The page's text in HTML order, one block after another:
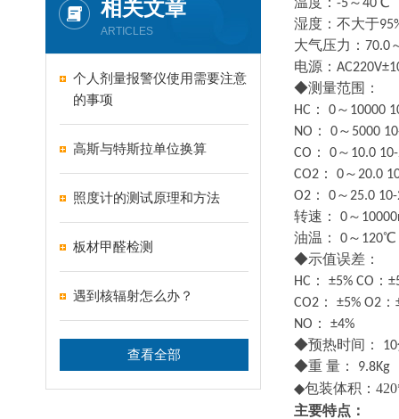
相关文章
ARTICLES
个人剂量报警仪使用需要注意
的事项
高斯与特斯拉单位换算
照度计的测试原理和方法
板材甲醛检测
遇到核辐射怎么办？
查看全部
温度：-5～40℃
湿度：不大于
大气压力：70.0
电源：
◆测量范围：
HC： 0～10000
NO： 0～5000
CO： 0～10.0
CO2： 0～20.0
O2： 0～25.0 10-
转速： 0～
油温： 0～120℃
◆示值误差：
HC： ±5% CO：
CO2： ±5% O2：
NO： ±4%
◆预热时间： 10
◆重 量： 9.8Kg
◆包装体积：
主要特点 ：